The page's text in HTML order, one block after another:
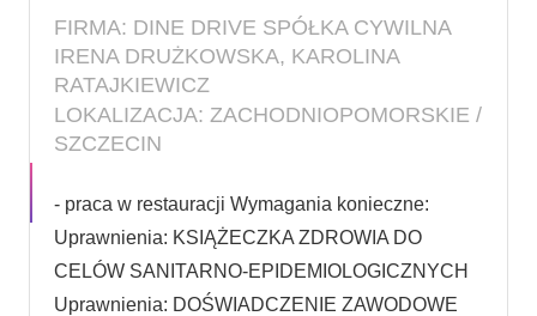
FIRMA: DINE DRIVE SPÓŁKA CYWILNA
IRENA DRUŻKOWSKA, KAROLINA
RATAJKIEWICZ
LOKALIZACJA: ZACHODNIOPOMORSKIE /
SZCZECIN
- praca w restauracji Wymagania konieczne:
Uprawnienia: KSIĄŻECZKA ZDROWIA DO
CELÓW SANITARNO-EPIDEMIOLOGICZNYCH
Uprawnienia: DOŚWIADCZENIE ZAWODOWE